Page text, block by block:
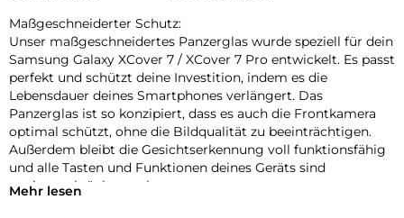
Maßgeschneiderter Schutz:
Unser maßgeschneidertes Panzerglas wurde speziell für dein
Samsung Galaxy XCover 7 / XCover 7 Pro entwickelt. Es passt
perfekt und schützt deine Investition, indem es die
Lebensdauer deines Smartphones verlängert. Das
Panzerglas ist so konzipiert, dass es auch die Frontkamera
optimal schützt, ohne die Bildqualität zu beeinträchtigen.
Außerdem bleibt die Gesichtserkennung voll funktionsfähig
und alle Tasten und Funktionen deines Geräts sind
uneingeschränkt nutzbar.
Mehr lesen